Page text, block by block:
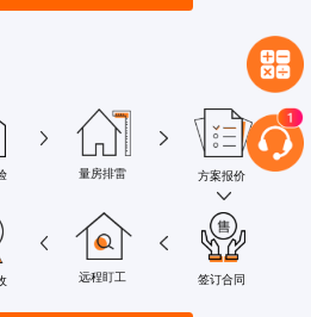
量房排雷 方案报价
远程盯工 签订合同